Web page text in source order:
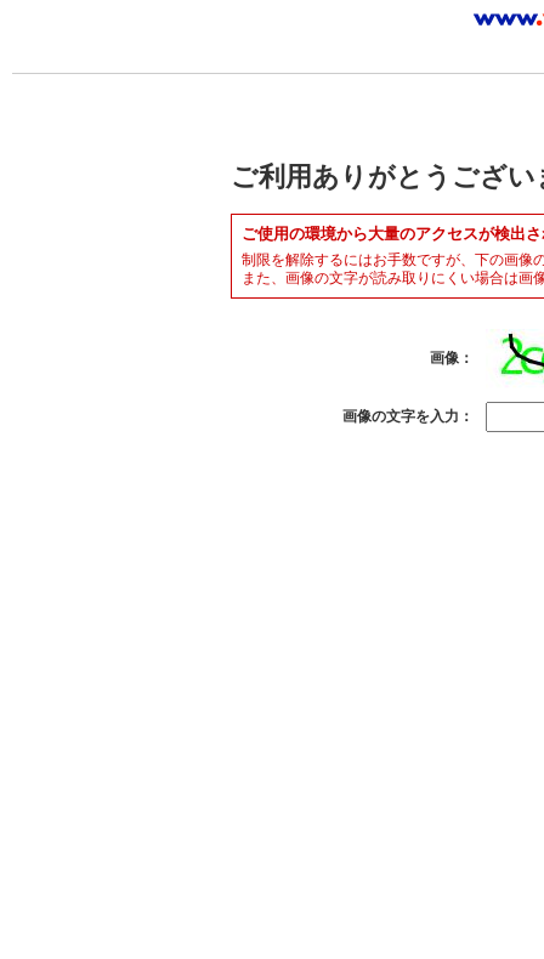
ご利用ありがとうござい
ご使用の環境から大量のアクセスが検出
制限を解除するにはお手数ですが、下の画像
また、画像の文字が読み取りにくい場合は画
画像：
画像の文字を入力：